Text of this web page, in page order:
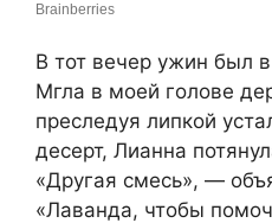
В тот вечер ужин был
Мгла в моей голове
преследуя липкой
десерт, Лианна
«Другая смесь», —
«Лаванда, чтобы